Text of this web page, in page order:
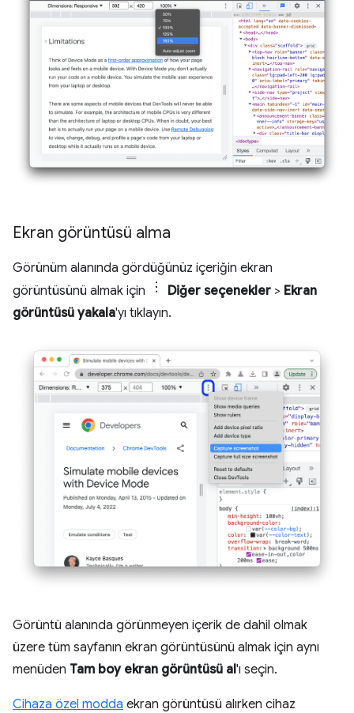
Ekran görüntüsü alma
Görünüm alanında gördüğünüz içeriğin ekran
görüntüsünü almak için
Diğer seçenekler > Ekran
görüntüsü yakala'yı tıklayın.
Görüntü alanında görünmeyen içerik de dahil olmak
üzere tüm sayfanın ekran görüntüsünü almak için aynı
menüden Tam boy ekran görüntüsü al'ı seçin.
Cihaza özel modda ekran görüntüsü alırken cihaz